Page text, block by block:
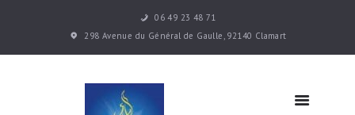
06 49 23 48 71
298 Avenue du Général de Gaulle, 92140 Clamart
Accueil
Les cours
pratiques